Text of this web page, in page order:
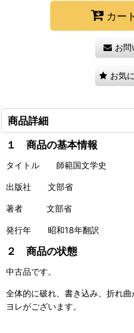
カー
お問
お気
商品詳細
１ 商品の基本情報
タイトル 師範国文学史
出版社 文部省
著者 文部省
発行年 昭和18年翻訳
２ 商品の状態
中古品です。
全体的に破れ、書き込み、折れ曲
ヨレがございます。